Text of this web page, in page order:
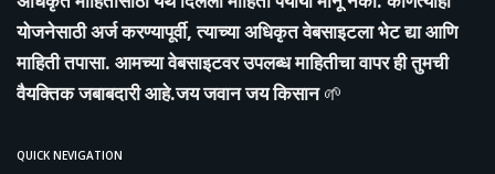
योजनेसाठी अर्ज करण्यापूर्वी, त्याच्या अधिकृत वेबसाइटला भेट द्या आणि
माहिती तपासा. आमच्या वेबसाइटवर उपलब्ध माहितीचा वापर ही तुमची
वैयक्तिक जबाबदारी आहे.जय जवान जय किसान🌱
QUICK NEVIGATION